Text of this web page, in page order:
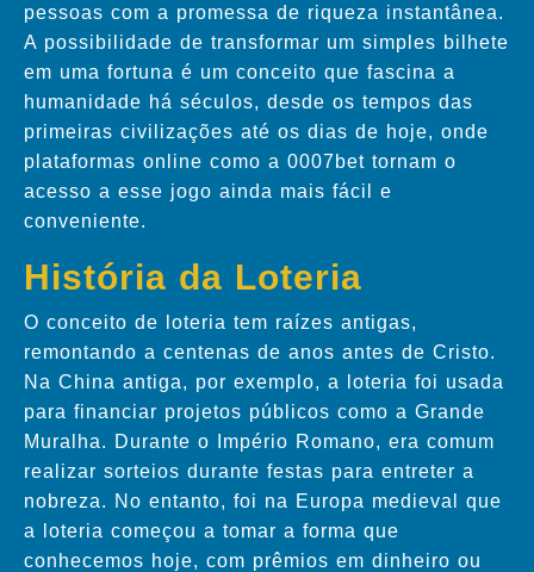
pessoas com a promessa de riqueza instantânea.
A possibilidade de transformar um simples bilhete
em uma fortuna é um conceito que fascina a
humanidade há séculos, desde os tempos das
primeiras civilizações até os dias de hoje, onde
plataformas online como a 0007bet tornam o
acesso a esse jogo ainda mais fácil e
conveniente.
História da Loteria
O conceito de loteria tem raízes antigas,
remontando a centenas de anos antes de Cristo.
Na China antiga, por exemplo, a loteria foi usada
para financiar projetos públicos como a Grande
Muralha. Durante o Império Romano, era comum
realizar sorteios durante festas para entreter a
nobreza. No entanto, foi na Europa medieval que
a loteria começou a tomar a forma que
conhecemos hoje, com prêmios em dinheiro ou